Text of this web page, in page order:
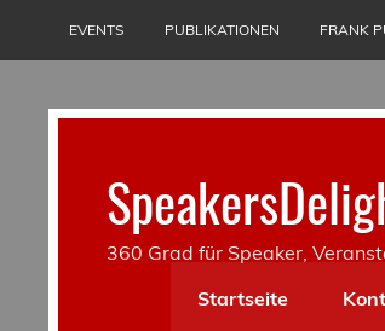
EVENTS PUBLIKATIONEN FRANK
360 Grad für Speaker,
Startseite